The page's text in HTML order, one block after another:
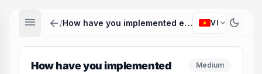
menu arrow_back / How have you implemented effective problem-solving strategies in your previous roles? VI expand_more dark_mode
How have you implemented
Medium